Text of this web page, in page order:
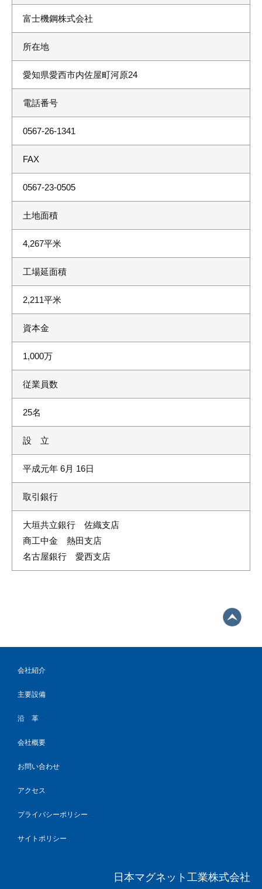
富士機鋼株式会社
所在地
愛知県愛西市内佐屋町河原24
電話番号
0567-26-1341
FAX
0567-23-0505
土地面積
4,267平米
工場延面積
2,211平米
資本金
1,000万
従業員数
25名
設 立
平成元年 6月 16日
取引銀行
大垣共立銀行 佐織支店
商工中金 熱田支店
名古屋銀行 愛西支店
会社紹介
主要設備
沿 革
会社概要
お問い合わせ
アクセス
プライバシーポリシー
サイトポリシー
日本マグネット工業株式会社